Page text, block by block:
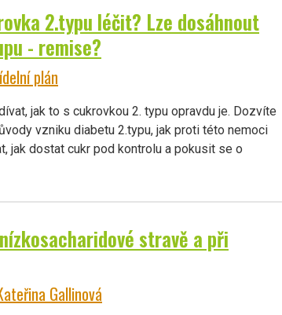
2.typu léčit? Lze dosáhnout
- remise?
plán
jak to s cukrovkou 2. typu opravdu je. Dozvíte
vzniku diabetu 2.typu, jak proti této nemoci
jak dostat cukr pod kontrolu a pokusit se o
stravě a při
Gallinová